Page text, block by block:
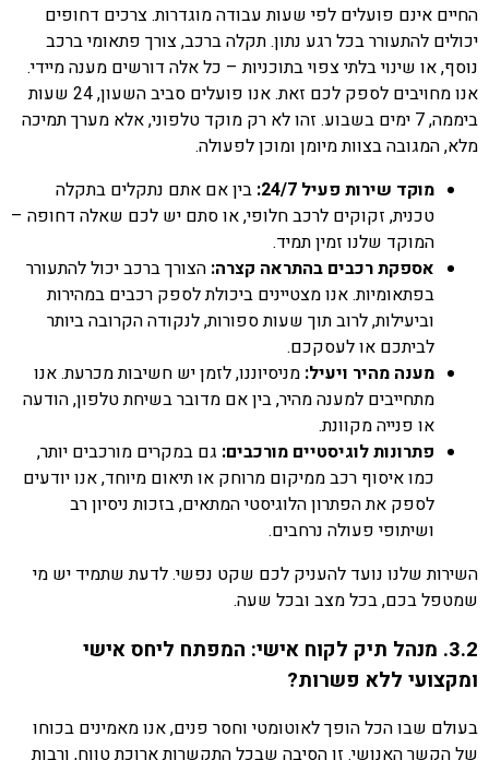
החיים אינם פועלים לפי שעות עבודה מוגדרות. צרכים דחופים
יכולים להתעורר בכל רגע נתון. תקלה ברכב, צורך פתאומי ברכב
נוסף, או שינוי בלתי צפוי בתוכניות – כל אלה דורשים מענה מיידי.
אנו מחויבים לספק לכם זאת. אנו פועלים סביב השעון, 24 שעות
ביממה, 7 ימים בשבוע. זהו לא רק מוקד טלפוני, אלא מערך תמיכה
מלא, המגובה בצוות מיומן ומוכן לפעולה.
מוקד שירות פעיל 24/7:
בין אם אתם נתקלים בתקלה
טכנית, זקוקים לרכב חלופי, או סתם יש לכם שאלה דחופה –
המוקד שלנו זמין תמיד.
אספקת רכבים בהתראה קצרה: הצורך ברכב יכול להתעורר
בפתאומיות. אנו מצטיינים ביכולת לספק רכבים במהירות
וביעילות, לרוב תוך שעות ספורות, לנקודה הקרובה ביותר
לביתכם או לעסקכם.
מענה מהיר ויעיל: מניסיוננו, לזמן יש חשיבות מכרעת. אנו
מתחייבים למענה מהיר, בין אם מדובר בשיחת טלפון, הודעה
או פנייה מקוונת.
פתרונות לוגיסטיים מורכבים: גם במקרים מורכבים יותר,
כמו איסוף רכב ממיקום מרוחק או תיאום מיוחד, אנו יודעים
לספק את הפתרון הלוגיסטי המתאים, בזכות ניסיון רב
ושיתופי פעולה נרחבים.
השירות שלנו נועד להעניק לכם שקט נפשי. לדעת שתמיד יש מי
שמטפל בכם, בכל מצב ובכל שעה.
3.2. מנהל תיק לקוח אישי: המפתח ליחס אישי
ומקצועי ללא פשרות?
בעולם שבו הכל הופך לאוטומטי וחסר פנים, אנו מאמינים בכוחו